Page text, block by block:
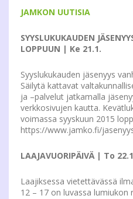
JAMKON UUTISIA
SYYSLUKUKAUDEN
LOPPUUN | Ke 21.1.
Syyslukukauden jäsenyys
Säilytä kattavat
ja –palvelut jatkamalla
verkkosivujen kautta.
voimassa syyskuun 2015
https://www.jamko.fi/
LAAJAVUORIPÄIVÄ | To
Laajiksessa vietettävässä
12 – 17 on luvassa lumiukon